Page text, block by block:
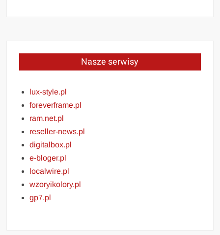
Nasze serwisy
lux-style.pl
foreverframe.pl
ram.net.pl
reseller-news.pl
digitalbox.pl
e-bloger.pl
localwire.pl
wzoryikolory.pl
gp7.pl